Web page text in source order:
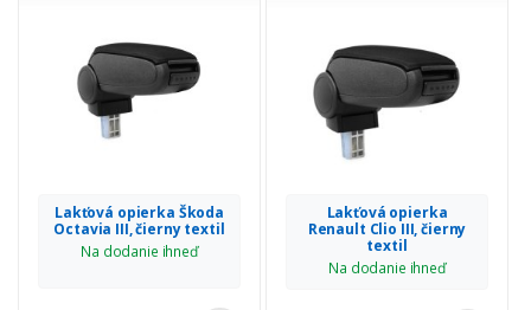
Lakťová opierka Škoda
Octavia III, čierny textil
Na dodanie ihneď
Lakťová opierka
Renault Clio III, čierny
textil
Na dodanie ihneď